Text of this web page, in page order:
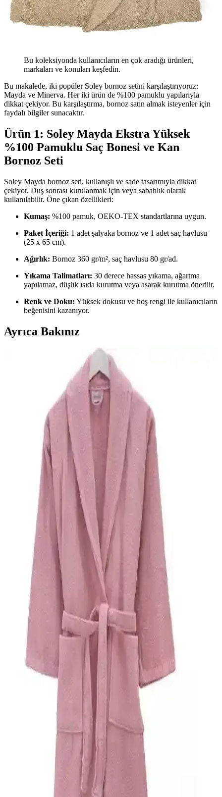
Bu koleksiyonda kullanıcıların en çok aradığı ürünleri,
markaları ve konuları keşfedin.
Bu makalede, iki popüler Soley bornoz setini karşılaştırıyoruz:
Mayda ve Minerva. Her iki ürün de %100 pamuklu yapılarıyla
dikkat çekiyor. Bu karşılaştırma, bornoz satın almak isteyenler için
faydalı bilgiler sunacaktır.
Ürün 1: Soley Mayda Ekstra Yüksek
%100 Pamuklu Saç Bonesi ve Kan
Bornoz Seti
Soley Mayda bornoz seti, kullanışlı ve sade tasarımıyla dikkat
çekiyor. Duş sonrası kurulanmak için veya sabahlık olarak
kullanılabilir. Öne çıkan özellikleri:
Kumaş: %100 pamuk, OEKO-TEX standartlarına uygun.
Paket İçeriği: 1 adet şalyaka bornoz ve 1 adet saç havlusu
(25 x 65 cm).
Ağırlık: Bornoz 360 gr/m², saç havlusu 80 gr/ad.
Yıkama Talimatları: 30 derece hassas yıkama, ağartma
yapılamaz, düşük ısıda kurutma veya asarak kurutma önerilir.
Renk ve Doku: Yüksek dokusu ve hoş rengi ile kullanıcıların
beğenisini kazanıyor.
Ayrıca Bakınız
Lucy and Home 4 Kat Müslin Sabahlık ve Bornoz
Ürün İncelemesi ve Özellikleri
Lucy and Home'un unisex 4 kat müslin bornozu, %100 pamuk,
çevre dostu ve makinede yıkanabilir özellikleriyle rahatlık ve şıklık
sunar, kullanıcı memnuniyeti yüksektir.
Casnack Fuşya Havlulu Bornoz ve Quina
Kapüşonlu Oversize Bornoz Setleri Karşılaştırması
İki farklı bornoz setinin malzeme, tasarım ve kullanıcı geri
bildirimleri karşılaştırılarak, günlük kullanım ve performans
açısından detaylı analiz sunuluyor.
Varol Bambu Nakışlı Çocuk Bornozları
Karşılaştırması: Kalite, Konfor ve Kullanım
Özellikleri
İki bambu nakışlı çocuk bornozunun kalınlık, yumuşaklık ve
emicilik gibi özellikleri detaylı şekilde karşılaştırıldı, kullanım
konforu ve kullanıcı yorumlarıyla ürünlerin avantajları ve
dezavantajları ortaya kondu.
Soley Mayda Kadın Bornoz Seti %100 Pamuklu
Yumuşak ve Hafif Tasarım
Soley Mayda seti, %100 pamuklu, yüksek su emiciliği ve
hafifliğiyle öne çıkan kadın bornoz ve saç bonesi setidir. Pratik
kullanımı ve şık tasarımıyla banyo sonrası ve günlük yaşamda ideal
English Home ve Soley Marka Bornoz
Karşılaştırması: Özellikler ve Kullanıcı Yorumları
English Home ve Soley bornozlarının özellikleri, kullanıcı yorumları
ve karşılaştırmasıyla en uygun seçimi yapmanızı sağlar.
Varol Bambu Bornozları Karşılaştırması: Dino ve
Kapşonlu Modelleri Hakkında Detaylı İnceleme
İki bambu bornozunu detaylı karşılaştırıyoruz. Dino ve kapşonlu
modellerin özellikleri, kullanıcı deneyimleri ve performanslarıyla
ilgili bilgiler içeriyor. Doğal ve konforlu seçenekleri keşfedin.
Baveno %100 Pamuk Bornozlar Karşılaştırması